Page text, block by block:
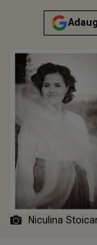
Niculina